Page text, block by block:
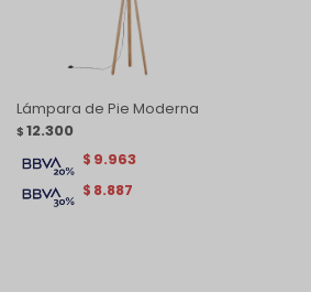
Lámpara de Pie Moderna
$ 12.300
$ 8.887
$ 9.963